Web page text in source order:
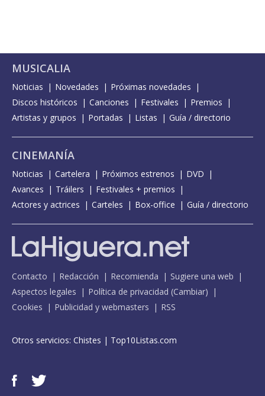
MUSICALIA
Noticias Novedades
Próximas novedades
Discos históricos
Canciones Festivales
Premios
Artistas y grupos
Portadas Listas Guía / directorio
CINEMANÍA
Noticias Cartelera Próximos estrenos
DVD
Avances
Tráilers
Festivales + premios
Actores y actrices
Carteles Box-office Guía / directorio
Contacto Redacción Recomienda
Sugiere una web
Aspectos legales
Política de privacidad (Cambiar)
Cookies
Publicidad y webmasters RSS
Otros servicios: Chistes | Top10Listas.com